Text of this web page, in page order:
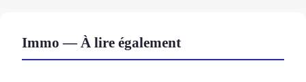
Immo — À lire également